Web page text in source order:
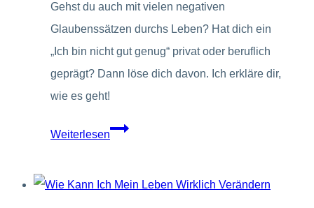
Gehst du auch mit vielen negativen
Glaubenssätzen durchs Leben? Hat dich ein
„Ich bin nicht gut genug“ privat oder beruflich
geprägt? Dann löse dich davon. Ich erkläre dir,
wie es geht!
WeiterlesenWie